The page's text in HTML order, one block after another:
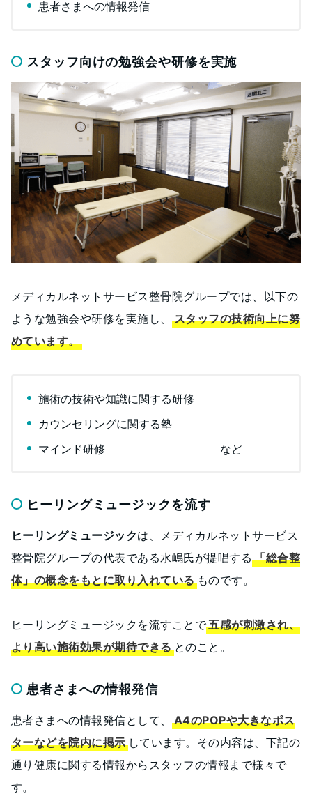
患者さまへの情報発信
スタッフ向けの勉強会や研修を実施
メディカルネットサービス整骨院グループでは、以下の
ような勉強会や研修を実施し、
スタッフの技術向上に努
めています。
施術の技術や知識に関する研修
カウンセリングに関する塾
マインド研修 など
ヒーリングミュージックを流す
ヒーリングミュージックは、メディカルネットサービス
整骨院グループの代表である水嶋氏が提唱する「総合整
体」の概念をもとに取り入れているものです。
ヒーリングミュージックを流すことで五感が刺激され、
より高い施術効果が期待できるとのこと。
患者さまへの情報発信
患者さまへの情報発信として、
A4のPOPや大きなポス
ターなどを院内に掲示しています。その内容は、下記の
通り健康に関する情報からスタッフの情報まで様々で
す。